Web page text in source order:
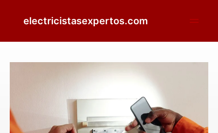
electricistasexpertos.com